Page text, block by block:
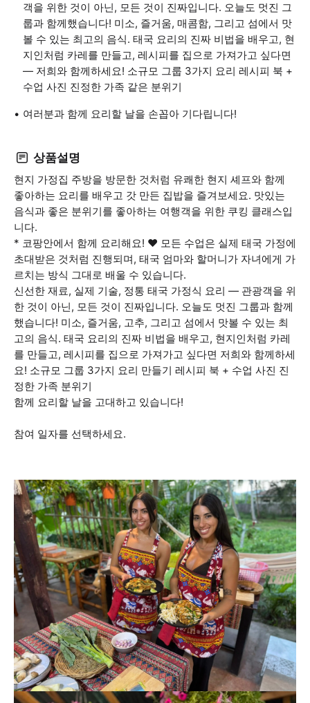
객을 위한 것이 아닌, 모든 것이 진짜입니다. 오늘도 멋진 그
룹과 함께했습니다! 미소, 즐거움, 매콤함, 그리고 섬에서 맛
볼 수 있는 최고의 음식. 태국 요리의 진짜 비법을 배우고, 현
지인처럼 카레를 만들고, 레시피를 집으로 가져가고 싶다면
— 저희와 함께하세요! 소규모 그룹 3가지 요리 레시피 북 +
수업 사진 진정한 가족 같은 분위기
여러분과 함께 요리할 날을 손꼽아 기다립니다! ️
상품설명
현지 가정집 주방을 방문한 것처럼 유쾌한 현지 셰프와 함께
좋아하는 요리를 배우고 갓 만든 집밥을 즐겨보세요. 맛있는
음식과 좋은 분위기를 좋아하는 여행객을 위한 쿠킹 클래스입
니다.
* 코팡안에서 함께 요리해요! ❤️️ 모든 수업은 실제 태국 가정에
초대받은 것처럼 진행되며, 태국 엄마와 할머니가 자녀에게 가
르치는 방식 그대로 배울 수 있습니다.
신선한 재료, 실제 기술, 정통 태국 가정식 요리 — 관광객을 위
한 것이 아닌, 모든 것이 진짜입니다. 오늘도 멋진 그룹과 함께
했습니다! 미소, 즐거움, 고추, 그리고 섬에서 맛볼 수 있는 최
고의 음식. 태국 요리의 진짜 비법을 배우고, 현지인처럼 카레
를 만들고, 레시피를 집으로 가져가고 싶다면 저희와 함께하세
요! 소규모 그룹 3가지 요리 만들기 레시피 북 + 수업 사진 진
정한 가족 분위기
함께 요리할 날을 고대하고 있습니다! ️
참여 일자를 선택하세요.